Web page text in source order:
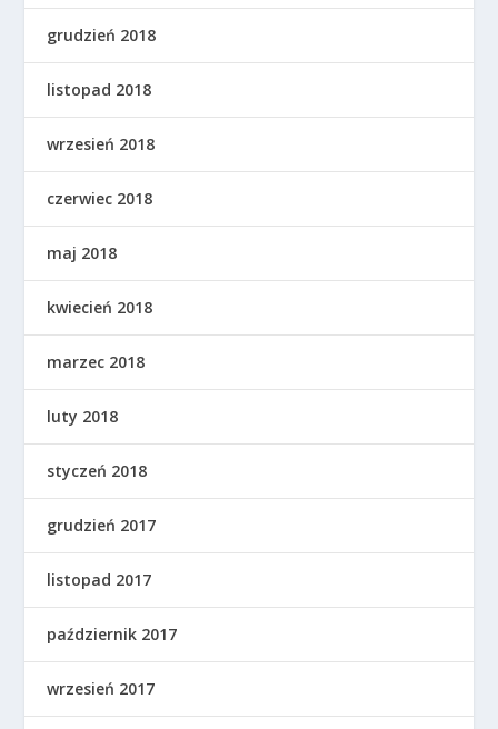
grudzień 2018
listopad 2018
wrzesień 2018
czerwiec 2018
maj 2018
kwiecień 2018
marzec 2018
luty 2018
styczeń 2018
grudzień 2017
listopad 2017
październik 2017
wrzesień 2017